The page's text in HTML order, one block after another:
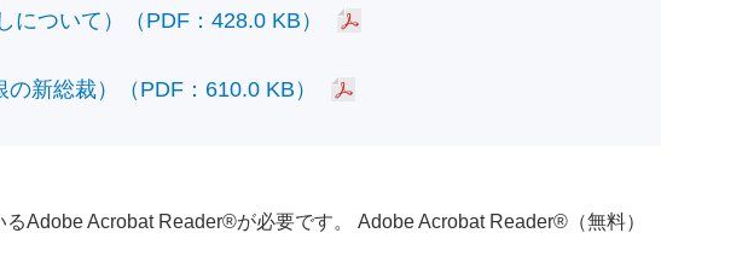
ついて）（PDF：428.0 KB）
新総裁）（PDF：610.0 KB）
Adobe Acrobat Reader®が必要です。 Adobe Acrobat Reader®（無料）